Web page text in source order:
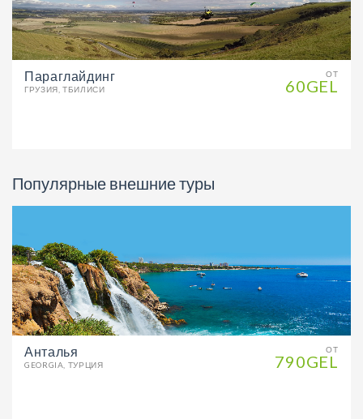
ОТ
60GEL
Параглайдинг
ГРУЗИЯ, ТБИЛИСИ
Популярные внешние туры
ОТ
790GEL
Анталья
GEORGIA, ТУРЦИЯ